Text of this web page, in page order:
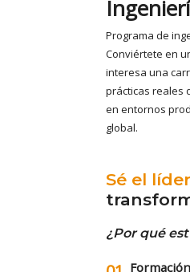
Programa de
Conviértete en
interesa una
prácticas reales
en entornos
global.
Sé el
¿Por qué